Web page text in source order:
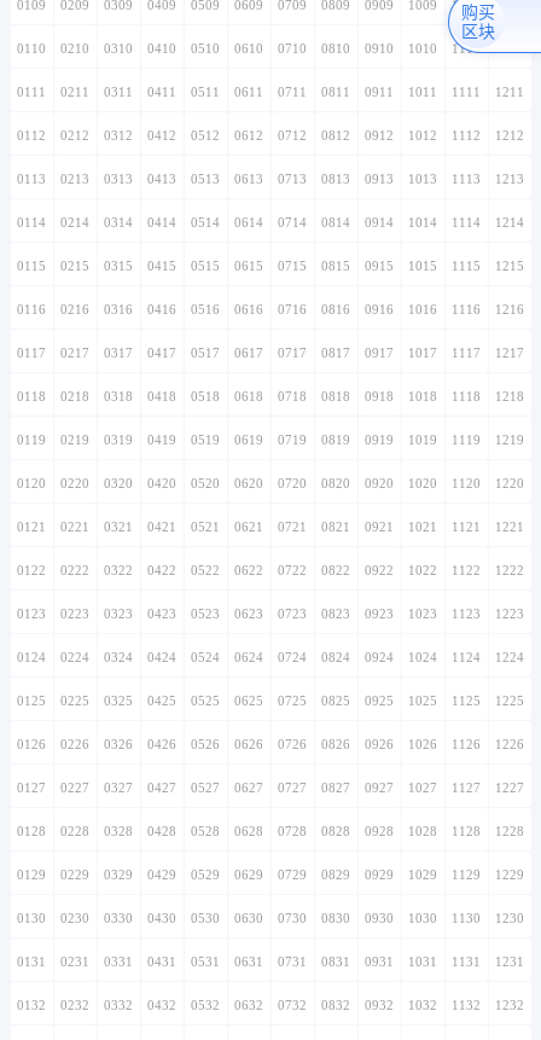
0109 0209 0309 0409 0509 0609 0709 0809 0909 1009 1109
0110 0210 0310 0410 0510 0610 0710 0810 0910 1010 1110
0111 0211 0311 0411 0511 0611 0711 0811 0911 1011 1111 1211
0112 0212 0312 0412 0512 0612 0712 0812 0912 1012 1112 1212
0113 0213 0313 0413 0513 0613 0713 0813 0913 1013 1113 1213
0114 0214 0314 0414 0514 0614 0714 0814 0914 1014 1114 1214
0115 0215 0315 0415 0515 0615 0715 0815 0915 1015 1115 1215
0116 0216 0316 0416 0516 0616 0716 0816 0916 1016 1116 1216
0117 0217 0317 0417 0517 0617 0717 0817 0917 1017 1117 1217
0118 0218 0318 0418 0518 0618 0718 0818 0918 1018 1118 1218
0119 0219 0319 0419 0519 0619 0719 0819 0919 1019 1119 1219
0120 0220 0320 0420 0520 0620 0720 0820 0920 1020 1120 1220
0121 0221 0321 0421 0521 0621 0721 0821 0921 1021 1121 1221
0122 0222 0322 0422 0522 0622 0722 0822 0922 1022 1122 1222
0123 0223 0323 0423 0523 0623 0723 0823 0923 1023 1123 1223
0124 0224 0324 0424 0524 0624 0724 0824 0924 1024 1124 1224
0125 0225 0325 0425 0525 0625 0725 0825 0925 1025 1125 1225
0126 0226 0326 0426 0526 0626 0726 0826 0926 1026 1126 1226
0127 0227 0327 0427 0527 0627 0727 0827 0927 1027 1127 1227
0128 0228 0328 0428 0528 0628 0728 0828 0928 1028 1128 1228
0129 0229 0329 0429 0529 0629 0729 0829 0929 1029 1129 1229
0130 0230 0330 0430 0530 0630 0730 0830 0930 1030 1130 1230
0131 0231 0331 0431 0531 0631 0731 0831 0931 1031 1131 1231
0132 0232 0332 0432 0532 0632 0732 0832 0932 1032 1132 1232
购买
区块